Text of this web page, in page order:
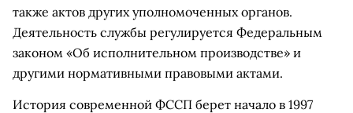
также актов других уполномоченных органов.
Деятельность службы регулируется Федеральным
законом «Об исполнительном производстве» и
другими нормативными правовыми актами.
История современной ФССП берет начало в 1997